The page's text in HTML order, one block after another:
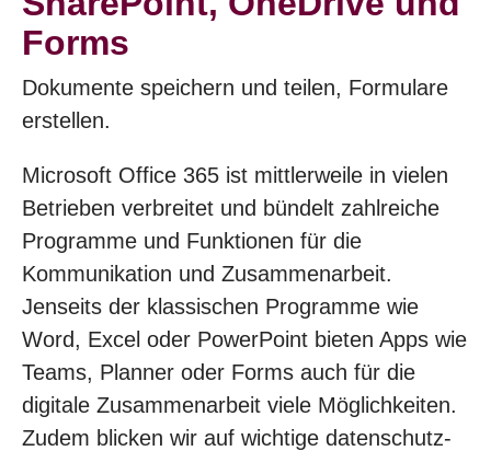
Forms
Dokumente speichern und teilen, Formulare
erstellen.
Microsoft Office 365 ist mittlerweile in vielen
Betrieben verbreitet und bündelt zahlreiche
Programme und Funktionen für die
Kommunikation und Zusammenarbeit.
Jenseits der klassischen Programme wie
Word, Excel oder PowerPoint bieten Apps wie
Teams, Planner oder Forms auch für die
digitale Zusammenarbeit viele Möglichkeiten.
Zudem blicken wir auf wichtige datenschutz-